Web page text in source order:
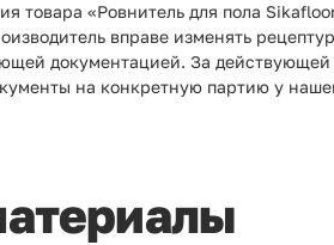
товара «Ровнитель для пола
вправе изменять
документацией. За
на конкретную партию у